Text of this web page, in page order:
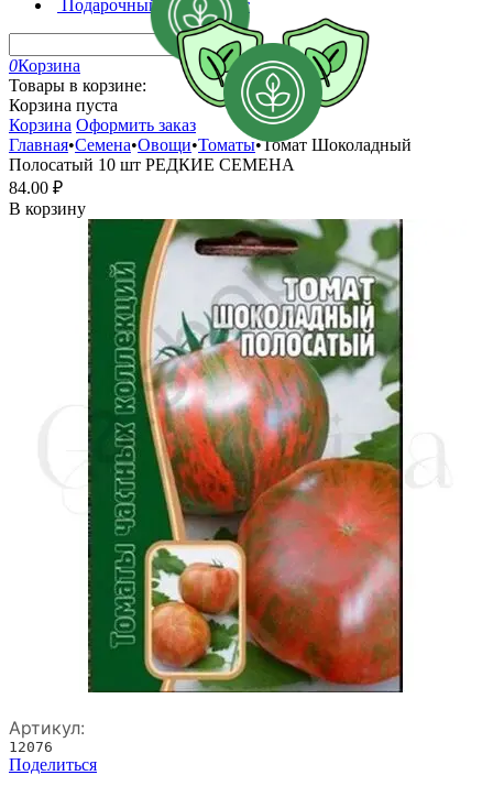
Подарочный сертификат
0Корзина
Товары в корзине:
Корзина пуста
Корзина Оформить заказ
Главная•Семена•Овощи•Томаты•Томат Шоколадный
Полосатый 10 шт РЕДКИЕ СЕМЕНА
84.00 ₽
В корзину
Артикул:
12076
Поделиться